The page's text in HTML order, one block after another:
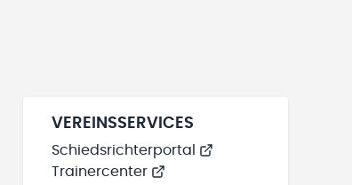
VEREINSSERVICES
Schiedsrichterportal
Trainercenter